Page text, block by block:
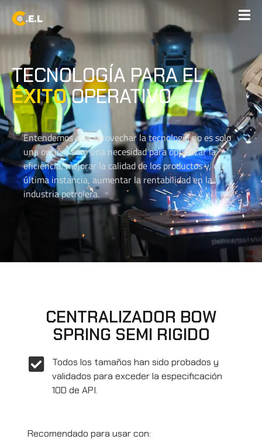
TECNOLOGÍA PARA EL
ÉXITOOPERATIVO
Entendemos que aprovechar la tecnología no es solo
una opción, sino una necesidad para optimizar la
eficiencia, mejorar la calidad de los productos y, en
última instancia, aumentar la rentabilidad en la
industria petrolera.
CENTRALIZADOR BOW
SPRING SEMI RIGIDO
Todos los tamaños han sido probados y
validados para exceder la especificación
10D de API.
Recomendado para usar con: